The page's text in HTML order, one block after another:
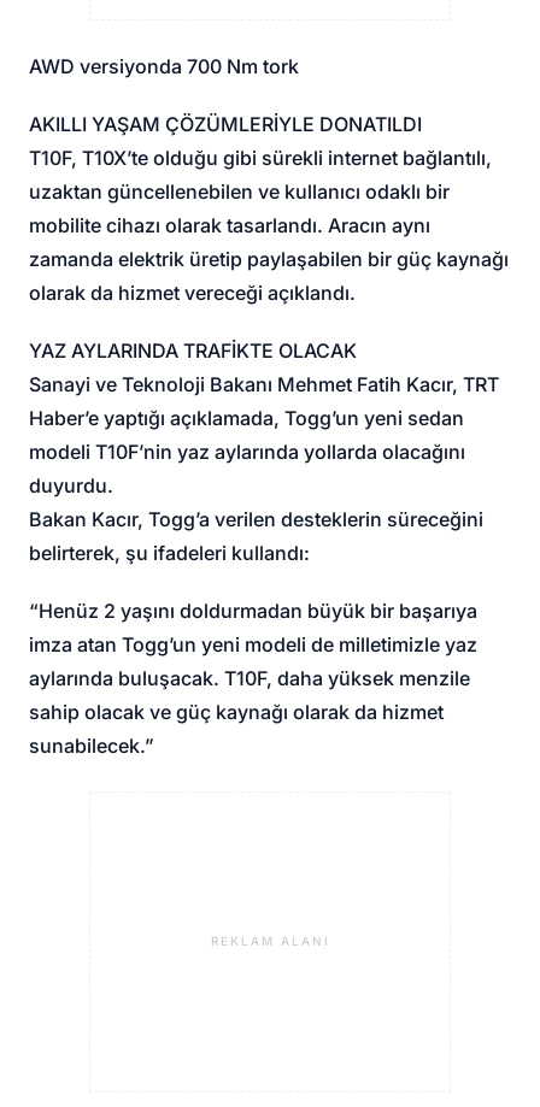
AWD versiyonda 700 Nm tork
AKILLI YAŞAM ÇÖZÜMLERİYLE DONATILDI
T10F, T10X’te olduğu gibi sürekli internet bağlantılı,
uzaktan güncellenebilen ve kullanıcı odaklı bir
mobilite cihazı olarak tasarlandı. Aracın aynı
zamanda elektrik üretip paylaşabilen bir güç kaynağı
olarak da hizmet vereceği açıklandı.
YAZ AYLARINDA TRAFİKTE OLACAK
Sanayi ve Teknoloji Bakanı Mehmet Fatih Kacır, TRT
Haber’e yaptığı açıklamada, Togg’un yeni sedan
modeli T10F’nin yaz aylarında yollarda olacağını
duyurdu.
Bakan Kacır, Togg’a verilen desteklerin süreceğini
belirterek, şu ifadeleri kullandı:
“Henüz 2 yaşını doldurmadan büyük bir başarıya
imza atan Togg’un yeni modeli de milletimizle yaz
aylarında buluşacak. T10F, daha yüksek menzile
sahip olacak ve güç kaynağı olarak da hizmet
sunabilecek.”
REKLAM ALANI